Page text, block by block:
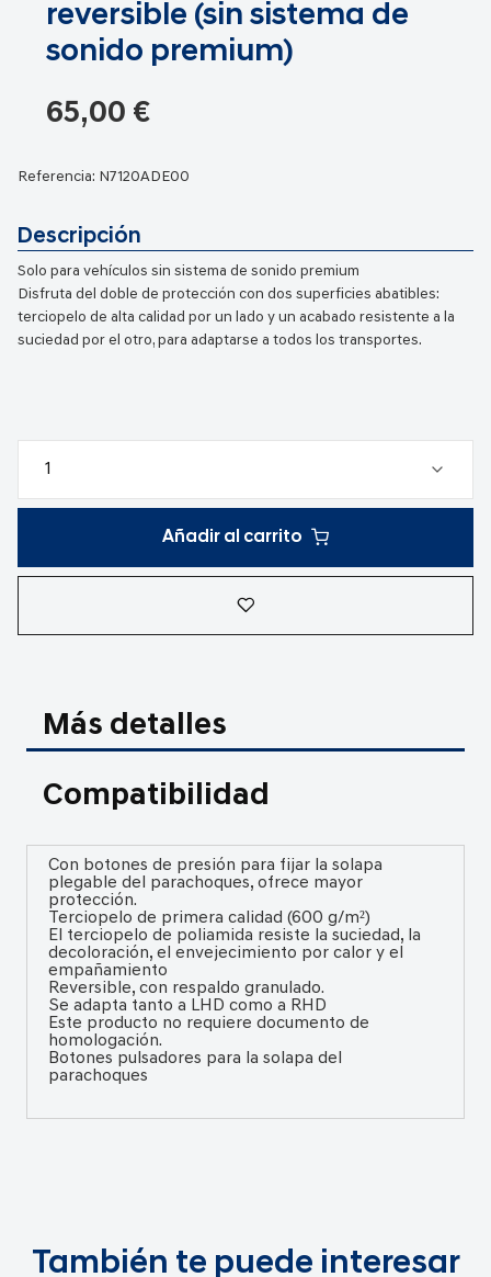
reversible (sin sistema de
sonido premium)
65,00 €
Referencia: N7120ADE00
Descripción
Solo para vehículos sin sistema de sonido premium
Disfruta del doble de protección con dos superficies abatibles:
terciopelo de alta calidad por un lado y un acabado resistente a la
suciedad por el otro, para adaptarse a todos los transportes.
Añadir al carrito
galería
Más detalles
Compatibilidad
Con botones de presión para fijar la solapa
plegable del parachoques, ofrece mayor
protección.
Terciopelo de primera calidad (600 g/m²)
El terciopelo de poliamida resiste la suciedad, la
decoloración, el envejecimiento por calor y el
empañamiento
Reversible, con respaldo granulado.
Se adapta tanto a LHD como a RHD
Este producto no requiere documento de
homologación.
Botones pulsadores para la solapa del
parachoques
También te puede interesar